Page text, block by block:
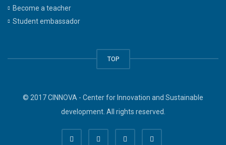
Become a teacher
Student embassador
TOP
© 2017 CINNOVA - Center for Innovation and Sustainable
development. All rights reserved.